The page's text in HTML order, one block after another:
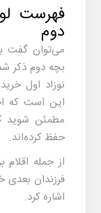
فهرست
دوم
می‌توان گفت
بچه دوم ذکر
نوزاد اول
این است که
مطمئن شوید
حفظ کرده‌اند.
از جمله
فرزندان بعدی
اشاره کرد.